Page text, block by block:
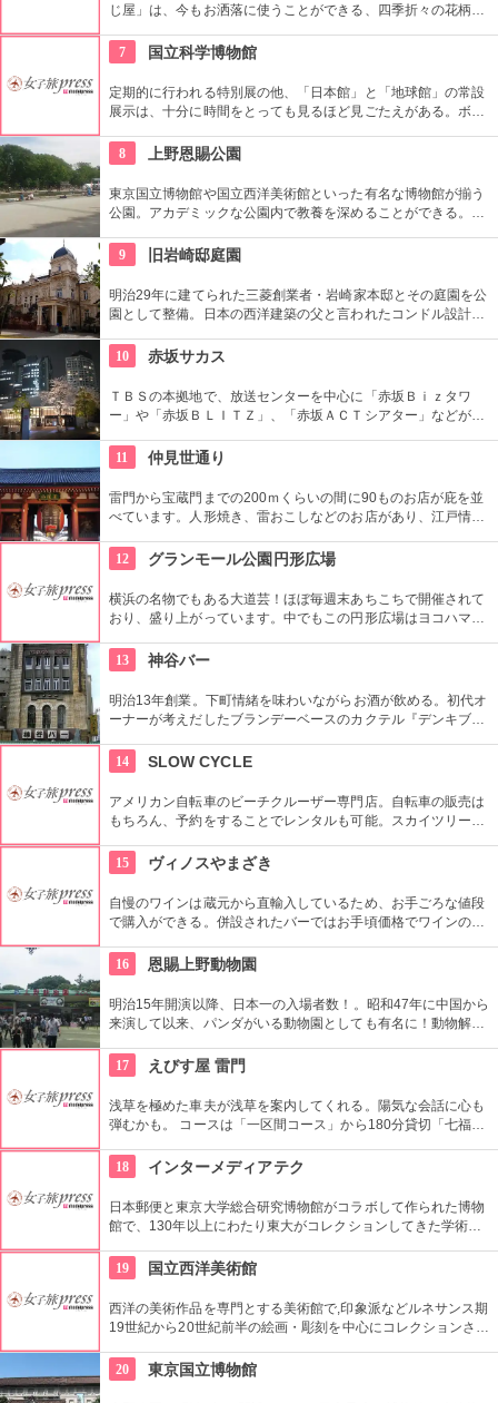
じ屋」は、今もお洒落に使うことができる、四季折々の花柄や
地の小物も各種扱っています。
7 国立科学博物館
定期的に行われる特別展の他、「日本館」と「地球館」の常設
展示は、十分に時間をとっても見るほど見ごたえがある。ボラ
とまちがいなし。
8 上野恩賜公園
東京国立博物館や国立西洋美術館といった有名な博物館が揃う
公園。アカデミックな公園内で教養を深めることができる。ま
9
旧岩崎邸庭園
明治29年に建てられた三菱創業者・岩崎家本邸とその庭園を公
園として整備。日本の西洋建築の父と言われたコンドル設計の
文化財にもなっている。
10 赤坂サカス
ＴＢＳの本拠地で、放送センターを中心に「赤坂Ｂｉｚタワ
ー」や「赤坂ＢＬＩＴＺ」、「赤坂ＡＣＴシアター」などが揃
11
仲見世通り
雷門から宝蔵門までの200ｍくらいの間に90ものお店が庇を並
べています。人形焼き、雷おこしなどのお店があり、江戸情緒
12
グランモール公園円形広場
横浜の名物でもある大道芸！ほぼ毎週末あちこちで開催されて
おり、盛り上がっています。中でもこの円形広場はヨコハマ大
労される、驚きの芸に子供も大人も釘付けです！
13 神谷バー
明治13年創業。下町情緒を味わいながらお酒が飲める。初代オ
ーナーが考えだしたブランデーベースのカクテル『デンキブラ
がいい。浅草を観光した際には是非立ち寄りたい。
14 SLOW CYCLE
アメリカン自転車のビーチクルーザー専門店。自転車の販売は
もちろん、予約をすることでレンタルも可能。スカイツリーや
フェをオープンし、注目を集めている。
15 ヴィノスやまざき
自慢のワインは蔵元から直輸入しているため、お手ごろな値段
で購入ができる。併設されたバーではお手頃価格でワインのテ
16
恩賜上野動物園
明治15年開演以降、日本一の入場者数！。昭和47年に中国から
来演して以来、パンダがいる動物園としても有名に！動物解説
17
えびす屋 雷門
浅草を極めた車夫が浅草を案内してくれる。陽気な会話に心も
弾むかも。 コースは「一区間コース」から180分貸切「七福神
好評だとか。
18 インターメディアテク
日本郵便と東京大学総合研究博物館がコラボして作られた博物
館で、130年以上にわたり東大がコレクションしてきた学術コ
ている。
19 国立西洋美術館
西洋の美術作品を専門とする美術館で,印象派などルネサンス期
19世紀から20世紀前半の絵画・彫刻を中心にコレクションされ
家）たちの作品を見ることができる美術館としは日本有数。ロ
ダンの「考える人」はこちらで見れる。設計はル・コルビジェ
20 東京国立博物館